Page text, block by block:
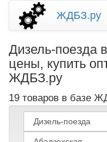
ЖДБЗ.ру
Дизель-поезда
цены, купить
ЖДБЗ.ру
19 товаров в базе